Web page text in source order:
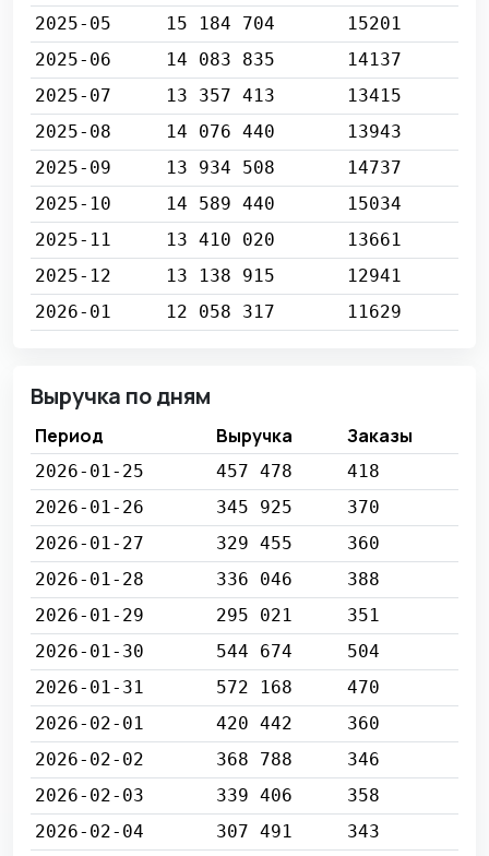
2025-05
15 184 704
15201
2025-06
14 083 835
14137
2025-07
13 357 413
13415
2025-08
14 076 440
13943
2025-09
13 934 508
14737
2025-10
14 589 440
15034
2025-11
13 410 020
13661
2025-12
13 138 915
12941
2026-01
12 058 317 11629
Выручка по дням
Период Выручка Заказы
2026-01-25 457 478
418
2026-01-26
345 925
370
2026-01-27
329 455
360
2026-01-28
336 046
388
2026-01-29
295 021
351
2026-01-30
544 674
504
2026-01-31
572 168
470
2026-02-01
420 442
360
2026-02-02
368 788
346
2026-02-03
339 406
358
2026-02-04
307 491
343